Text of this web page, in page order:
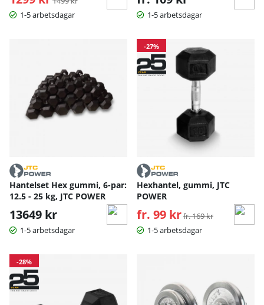
1-5 arbetsdagar
1-5 arbetsdagar
Hantelset Hex gummi, 6-par:
12.5 - 25 kg, JTC POWER
13649 kr
1-5 arbetsdagar
-27%
Hexhantel, gummi, JTC
POWER
fr. 99 kr Ordinarie pris:
fr. 169 kr
1-5 arbetsdagar
-28%